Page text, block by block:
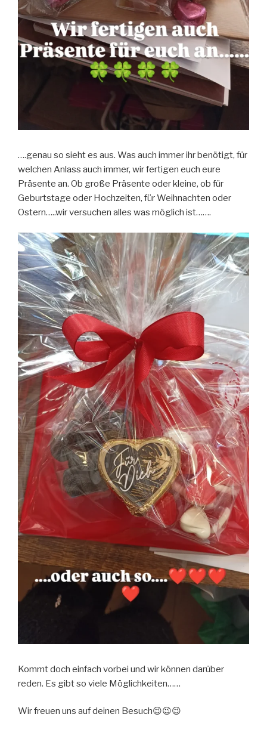
….genau so sieht es aus. Was auch immer ihr benötigt, für
welchen Anlass auch immer, wir fertigen euch eure
Präsente an. Ob große Präsente oder kleine, ob für
Geburtstage oder Hochzeiten, für Weihnachten oder
Ostern…..wir versuchen alles was möglich ist…….
Kommt doch einfach vorbei und wir können darüber
reden. Es gibt so viele Möglichkeiten……
Wir freuen uns auf deinen Besuch😉😉😉